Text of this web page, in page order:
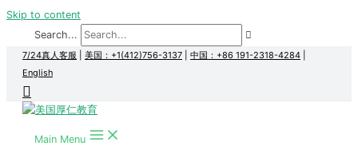
Skip to content
Search...
7/24真人客服 美国：+1(412)756-3137 中国：+86 191-2318-4284
English
Main Menu